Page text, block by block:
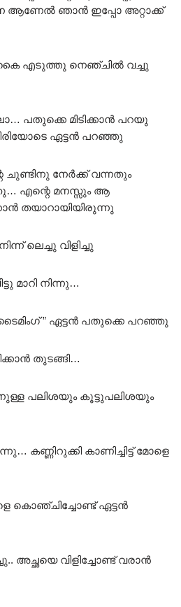
ആണേൽ ഞാൻ ഇപ്പോ അറ്റാക്ക്
കൈ എടുത്തു നെഞ്ചിൽ വച്ചു
പതുക്കെ മിടിക്കാൻ പറയു
ഏട്ടൻ പറഞ്ഞു
ചുണ്ടിനു നേർക്ക് വന്നതും
എന്റെ മനസ്സും ആ
തയാറായിയിരുന്നു
ലെച്ചു വിളിച്ചു
മാറി നിന്നു…
” ഏട്ടൻ പതുക്കെ പറഞ്ഞു
തുടങ്ങി…
പലിശയും കൂട്ടുപലിശയും
കണ്ണിറുക്കി കാണിച്ചിട്ട് മോളെ
കൊഞ്ചിച്ചോണ്ട് ഏട്ടൻ
അച്ഛയെ വിളിച്ചോണ്ട് വരാൻ